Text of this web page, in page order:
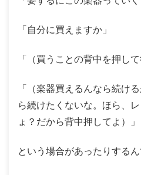
「自分に買えますか」
「（買うことの背中を押して
「（楽器買えるんなら続け
ら続けたくないな。ほら、
ょ？だから背中押してよ）」
という場合があったりするん